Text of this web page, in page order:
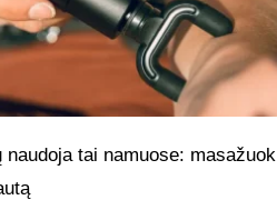
naudoja tai namuose: